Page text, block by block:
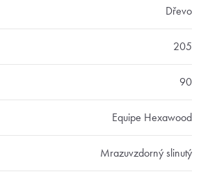
Dřevo
205
90
Equipe Hexawood
Mrazuvzdorný slinutý